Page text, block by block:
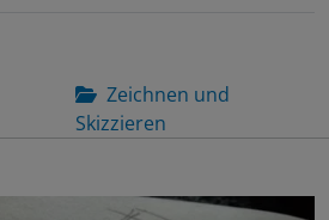
Zeichnen und
Skizzieren